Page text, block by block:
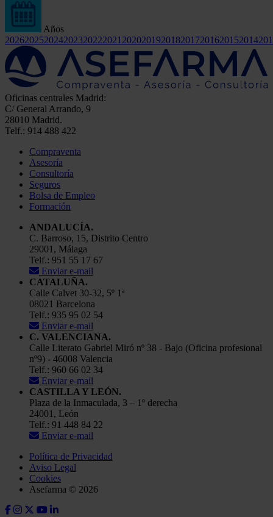
Años
202620252024202320222021 2020201920182017201620152014
Oficinas centrales Madrid:
C/ General Arrando, 9
28010 Madrid.
Telf.: 914 488 422
Compraventa
Asesoría
Consultoría
Seguros
Bolsa de Empleo
Formación
ANDALUCÍA.
C. Barroso, 15, Distrito Centro
29001, Málaga
Telf.: 951 55 17 67
Enviar e-mail
CATALUÑA.
Calle Calvet 30-32, 5º 1ª
08021 Barcelona
Telf.: 935 95 02 54
Enviar e-mail
C. VALENCIANA.
Calle Literato Gabriel Miró nº 38 - Bajo (Oficina profesional
nº9) - 46008 Valencia
Telf.: 960 66 02 34
Enviar e-mail
CASTILLA Y LEÓN.
Plaza de la Inmaculada, 3 – 1º derecha
24001, León
Telf.: 91 448 84 22
Enviar e-mail
Política de Privacidad
Aviso Legal
Cookies
Asefarma © 2026